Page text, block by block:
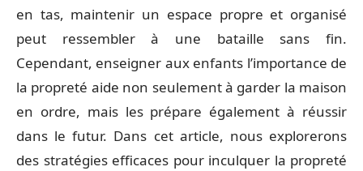
en tas, maintenir un espace propre et organisé
peut ressembler à une bataille sans fin.
Cependant, enseigner aux enfants l’importance de
la propreté aide non seulement à garder la maison
en ordre, mais les prépare également à réussir
dans le futur. Dans cet article, nous explorerons
des stratégies efficaces pour inculquer la propreté